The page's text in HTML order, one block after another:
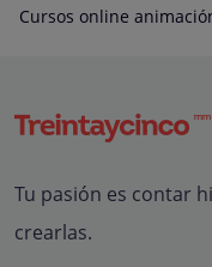
Cursos online
Tu pasión es contar
crearlas.